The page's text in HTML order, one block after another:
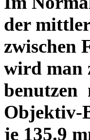
der
zwischen
wird man
benutzen
Objektiv-
je 135.9